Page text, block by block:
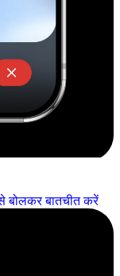
बोलकर बातचीत करें